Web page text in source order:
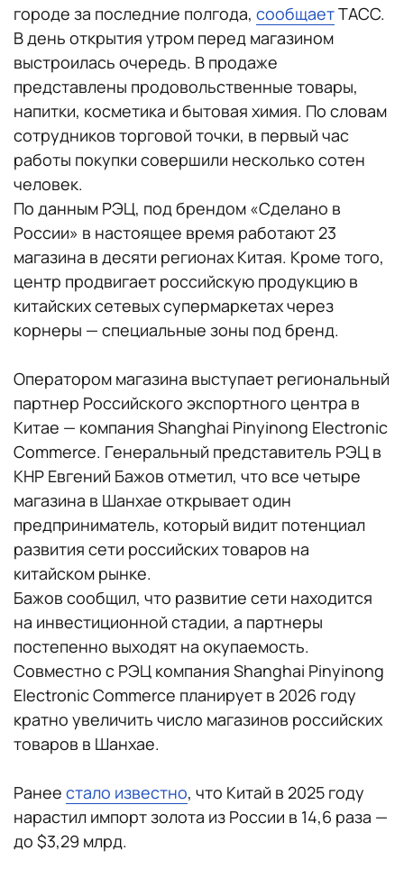
городе за последние полгода, сообщаетТАСС.
В день открытия утром перед магазином
выстроилась очередь. В продаже
представлены продовольственные товары,
напитки, косметика и бытовая химия. По словам
сотрудников торговой точки, в первый час
работы покупки совершили несколько сотен
человек.
По данным РЭЦ, под брендом «Сделано в
России» в настоящее время работают 23
магазина в десяти регионах Китая. Кроме того,
центр продвигает российскую продукцию в
китайских сетевых супермаркетах через
корнеры — специальные зоны под бренд.
Оператором магазина выступает региональный
партнер Российского экспортного центра в
Китае — компания Shanghai Pinyinong Electronic
Commerce. Генеральный представитель РЭЦ в
КНР Евгений Бажов отметил, что все четыре
магазина в Шанхае открывает один
предприниматель, который видит потенциал
развития сети российских товаров на
китайском рынке.
Бажов сообщил, что развитие сети находится
на инвестиционной стадии, а партнеры
постепенно выходят на окупаемость.
Совместно с РЭЦ компания Shanghai Pinyinong
Electronic Commerce планирует в 2026 году
кратно увеличить число магазинов российских
товаров в Шанхае.
Ранее стало известно, что Китай в 2025 году
нарастил импорт золота из России в 14,6 раза —
до $3,29 млрд.